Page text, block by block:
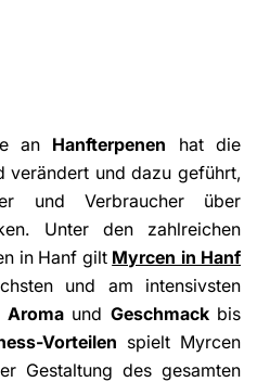
an Hanfterpenen hat die
verändert und dazu geführt,
und Verbraucher über
Unter den zahlreichen
in Hanf gilt Myrcen in Hanf
und am intensivsten
Aromaund Geschmackbis
Vorteilen spielt Myrcen
Gestaltung des gesamten